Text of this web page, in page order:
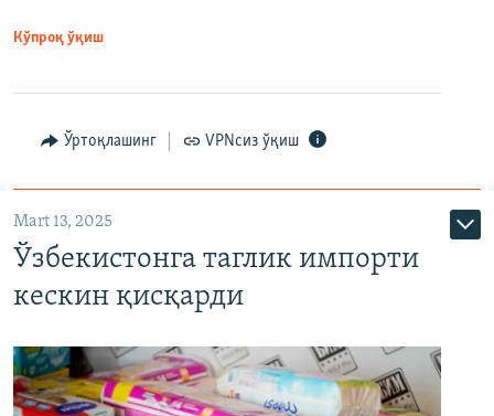
Кўпроқ ўқиш
Ўртоқлашинг VPNсиз ўқиш
Mart 13, 2025
Ўзбекистонга таглик импорти
кескин қисқарди